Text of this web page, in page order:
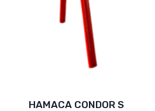
HAMACA CONDOR S